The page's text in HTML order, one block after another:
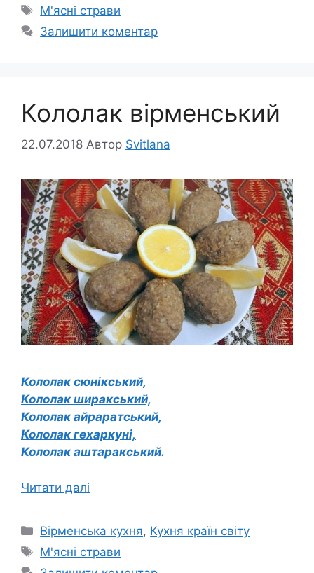
Позначки
М'ясні страви
Залишити коментар
Кололак вірменський
22.07.2018 Автор Svitlana
Кололак сюнікський,
Кололак ширакський,
Кололак айраратський,
Кололак гехаркуні,
Кололак аштаракський.
Читати далі
Категорії
Вірменська кухня, Кухня країн світу
Позначки
М'ясні страви